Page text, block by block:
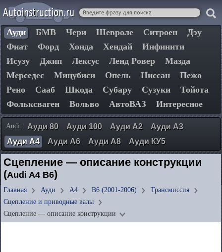
Ауди БМВ Чери Шевроле Ситроен
Дэу
Фиат
Форд Хонда Хендай
Инфинити
Исузу
Джип Лексус Ленд Ровер
Мазда
Мерседес
Мицубиси Опель Ниссан
Пежо
Рено
Сааб Шкода Субару Сузуки
Тойота
Фольксваген
Вольво АвтоВАЗ Интересное
Audi: Ауди 80 Ауди 100 Ауди А2
Ауди А3
Ауди А4
Ауди А6 Ауди А8 Ауди КУ5
Сцепление — описание конструкции
(Audi A4 B6)
Главная Ауди А4 B6 (2001-2006)
Трансмиссия
Сцепление и приводные валы
Сцепление — описание конструкции